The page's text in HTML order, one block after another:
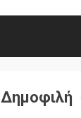
Δημοφιλή